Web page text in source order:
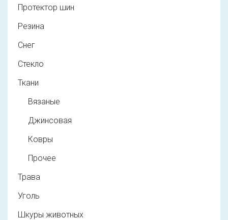
Протектор шин
Резина
Снег
Стекло
Ткани
Вязаные
Джинсовая
Ковры
Прочее
Трава
Уголь
Шкуры животных